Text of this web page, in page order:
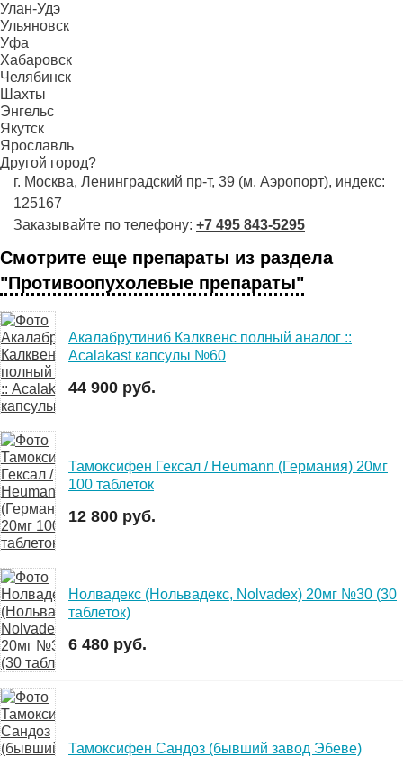
Улан-Удэ
Ульяновск
Уфа
Хабаровск
Челябинск
Шахты
Энгельс
Якутск
Ярославль
Другой город?
г. Москва, Ленинградский пр-т, 39 (м. Аэропорт), индекс:
125167
Заказывайте по телефону: +7 495 843-5295
Смотрите еще препараты из раздела
"Противоопухолевые препараты"
Акалабрутиниб Калквенс полный аналог ::
Acalakast капсулы №60
44 900 руб.
Тамоксифен Гексал / Heumann (Германия) 20мг
100 таблеток
12 800 руб.
Нолвадекс (Нольвадекс, Nolvadex) 20мг №30 (30
таблеток)
6 480 руб.
Тамоксифен Сандоз (бывший завод Эбеве)